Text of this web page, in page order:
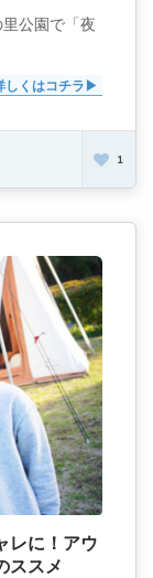
公園で「夜
しくはコチラ
1
レに！アウ
ススメ